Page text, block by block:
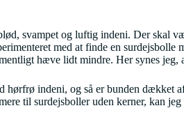
svampet og luftig indeni. Der skal
med at finde en
hæve lidt mindre. Her synes
hørfrø indeni, og så er bunden dækket
til surdejsboller uden kerner, kan